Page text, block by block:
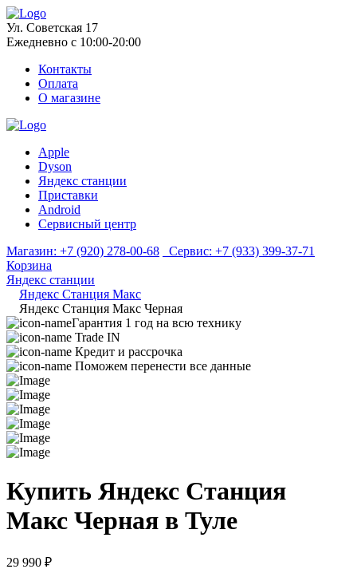
Ул. Советская 17
Ежедневно с 10:00-20:00
Контакты
Оплата
О магазине
Apple
Dyson
Яндекс станции
Приставки
Android
Сервисный центр
Магазин: +7 (920) 278-00-68 Сервис: +7 (933) 399-37-71
Корзина
Яндекс станции
Яндекс Станция Макс
Яндекс Станция Макс Черная
Гарантия 1 год на всю технику
Trade IN
Кредит и рассрочка
Поможем перенести все данные
Купить Яндекс Станция
Макс Черная в Туле
29 990 ₽